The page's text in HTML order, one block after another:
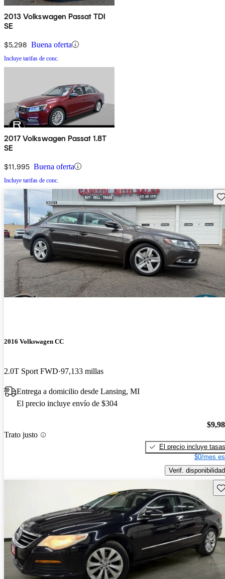
2013 Volkswagen Passat TDI
SE
$5,298 Buena oferta
Incluye tarifas de conc.
2017 Volkswagen Passat 1.8T
SE
$11,995 Buena oferta
Incluye tarifas de conc.
2016 Volkswagen CC
2.0T Sport FWD 97,133 millas
Entrega a domicilio desde Lansing, MI
El precio incluye envío de $304
Trato justo
El precio incluye tasas
$0/mes
Verif. disponibilidad